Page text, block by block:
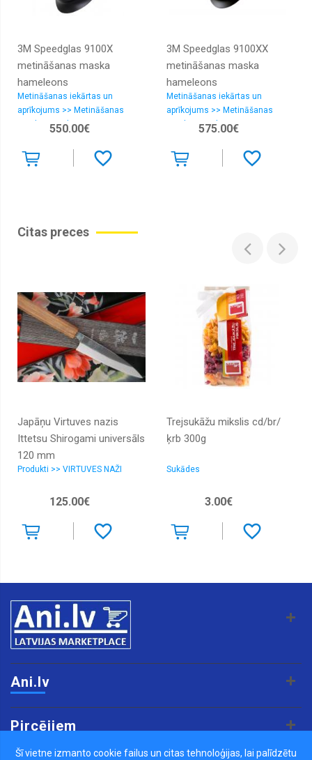
3M Speedglas 9100X
metināšanas maska
hameleons
Metināšanas iekārtas un
aprīkojums >> Metināšanas
maskas, aprīkojums
550.00€
3M Speedglas 9100XX
metināšanas maska
hameleons
Metināšanas iekārtas un
aprīkojums >> Metināšanas
maskas, aprīkojums
575.00€
Citas preces
Japāņu Virtuves nazis
Ittetsu Shirogami universāls
120 mm
Produkti >> VIRTUVES NAŽI
125.00€
Trejsukāžu mikslis cd/br/
ķrb 300g
Sukādes
3.00€
Ani.lv
Pircējiem
Šī vietne izmanto cookie failus un citas tehnoloģijas, lai palīdzētu